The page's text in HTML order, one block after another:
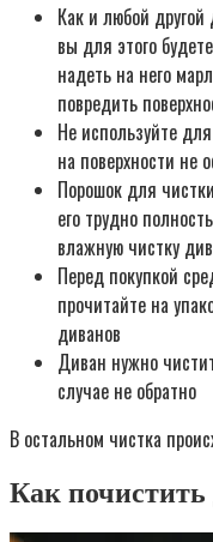
Как и любой
вы для этого
надеть на него
повредить
Не используйте
на поверхности не
Порошок для
его трудно
влажную чистку
Перед покупкой
прочитайте на
диванов
Диван нужно
случае не обратно
В остальном чистка
Как почистить